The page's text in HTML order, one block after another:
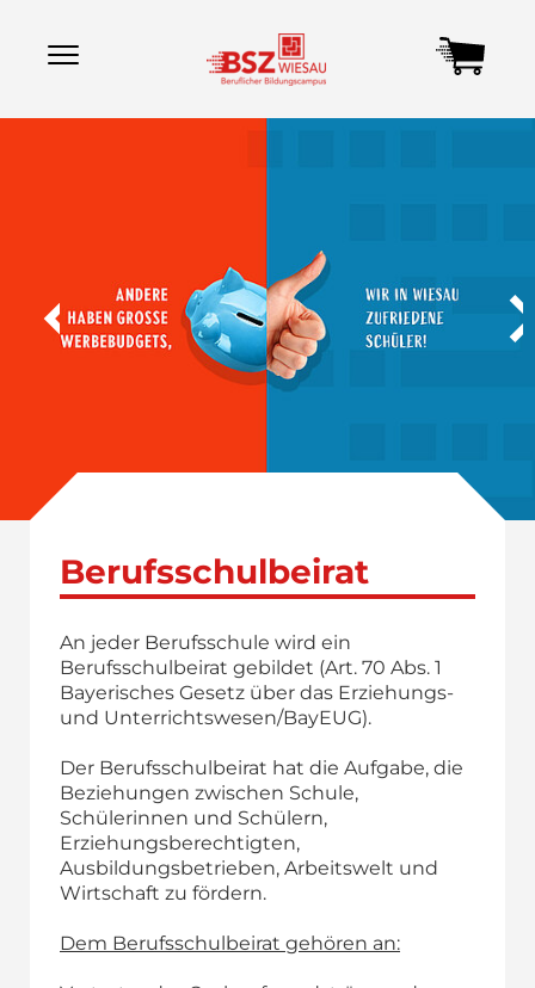
Berufsschulbeirat
An jeder Berufsschule wird ein
Berufsschulbeirat gebildet (Art. 70 Abs. 1
Bayerisches Gesetz über das Erziehungs-
und Unterrichtswesen/BayEUG).
Der Berufsschulbeirat hat die Aufgabe, die
Beziehungen zwischen Schule,
Schülerinnen und Schülern,
Erziehungsberechtigten,
Ausbildungsbetrieben, Arbeitswelt und
Wirtschaft zu fördern.
Dem Berufsschulbeirat gehören an: